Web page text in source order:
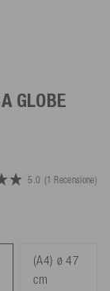
GLOBE
5.0 (1 Recensione)
(A4) ø 47
cm